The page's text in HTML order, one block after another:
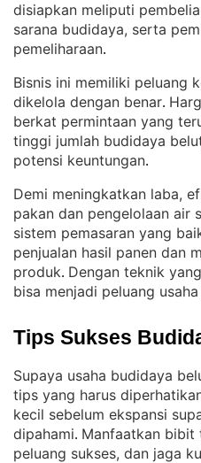
disiapkan meliputi
sarana budidaya, serta
pemeliharaan.
Bisnis ini memiliki peluang
dikelola dengan benar.
berkat permintaan yang
tinggi jumlah budidaya
potensi keuntungan.
Demi meningkatkan laba,
pakan dan pengelolaan air
sistem pemasaran yang
penjualan hasil panen dan
produk. Dengan teknik
bisa menjadi peluang
Tips Sukses
Supaya usaha budidaya
tips yang harus
kecil sebelum ekspansi
dipahami. Manfaatkan bibit
peluang sukses, dan jaga